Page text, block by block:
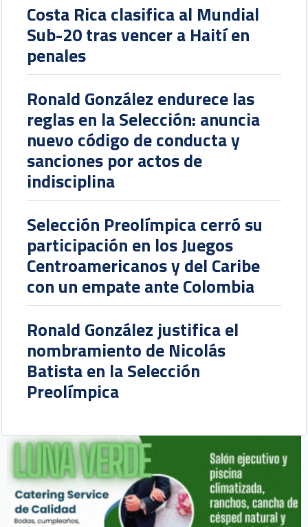
Costa Rica clasifica al Mundial
Sub-20 tras vencer a Haití en
penales
Ronald González endurece las
reglas en la Selección: anuncia
nuevo código de conducta y
sanciones por actos de
indisciplina
Selección Preolímpica cerró su
participación en los Juegos
Centroamericanos y del Caribe
con un empate ante Colombia
Ronald González justifica el
nombramiento de Nicolás
Batista en la Selección
Preolímpica